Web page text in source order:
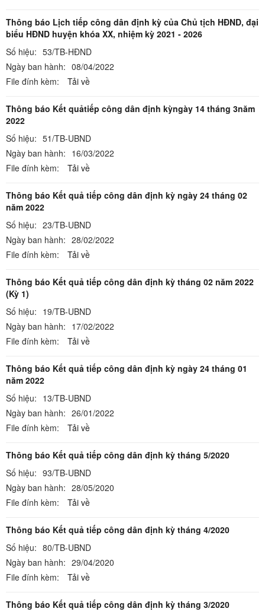
Thông báo Lịch tiếp công dân định kỳ của Chủ tịch HĐND, đại
biểu HĐND huyện khóa XX, nhiệm kỳ 2021 - 2026
Số hiệu: 53/TB-HĐND
Ngày ban hành: 08/04/2022
File đính kèm:
Tải về
Thông báo Kết quảtiếp công dân định kỳngày 14 tháng 3năm
2022
Số hiệu: 51/TB-UBND
Ngày ban hành: 16/03/2022
File đính kèm:
Tải về
Thông báo Kết quả tiếp công dân định kỳ ngày 24 tháng 02
năm 2022
Số hiệu: 23/TB-UBND
Ngày ban hành: 28/02/2022
File đính kèm:
Tải về
Thông báo Kết quả tiếp công dân định kỳ tháng 02 năm 2022
(Kỳ 1)
Số hiệu: 19/TB-UBND
Ngày ban hành: 17/02/2022
File đính kèm:
Tải về
Thông báo Kết quả tiếp công dân định kỳ ngày 24 tháng 01
năm 2022
Số hiệu: 13/TB-UBND
Ngày ban hành: 26/01/2022
File đính kèm:
Tải về
Thông báo Kết quả tiếp công dân định kỳ tháng 5/2020
Số hiệu: 93/TB-UBND
Ngày ban hành: 28/05/2020
File đính kèm:
Tải về
Thông báo Kết quả tiếp công dân định kỳ tháng 4/2020
Số hiệu: 80/TB-UBND
Ngày ban hành: 29/04/2020
File đính kèm:
Tải về
Thông báo Kết quả tiếp công dân định kỳ tháng 3/2020